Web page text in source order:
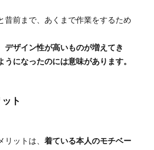
昔前まで、あくまで作業をするため
デザイン性が高いものが増えてき
うになったのには意味があります。
ト
リットは、着ている本人のモチベー